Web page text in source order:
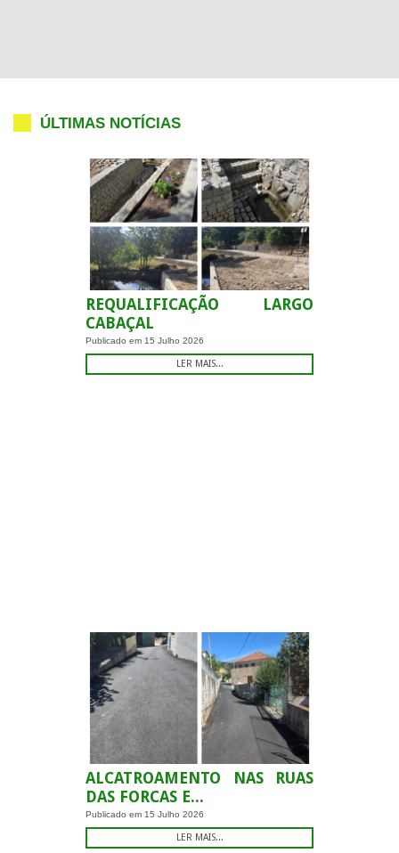
ÚLTIMAS NOTÍCIAS
REQUALIFICAÇÃO LARGO
CABAÇAL
Publicado em 15 Julho 2026
LER MAIS...
ALCATROAMENTO NAS RUAS
DAS FORCAS E...
Publicado em 15 Julho 2026
LER MAIS...